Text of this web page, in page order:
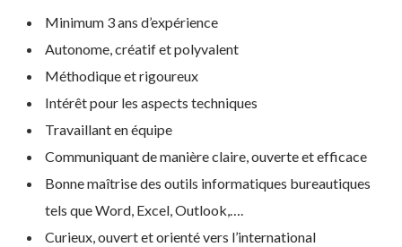
Minimum 3 ans d’expérience
Autonome, créatif et polyvalent
Méthodique et rigoureux
Intérêt pour les aspects techniques
Travaillant en équipe
Communiquant de manière claire, ouverte et efficace
Bonne maîtrise des outils informatiques bureautiques
tels que Word, Excel, Outlook,….
Curieux, ouvert et orienté vers l’international